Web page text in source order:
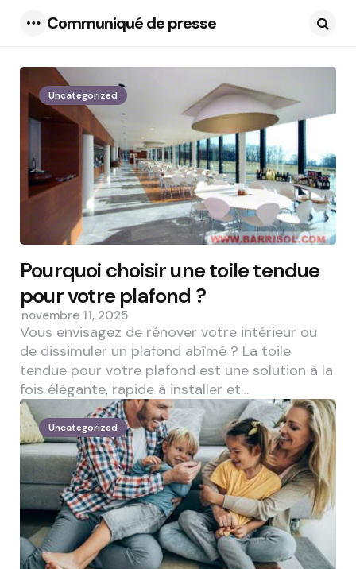
Communiqué de presse
Uncategorized
Pourquoi choisir une toile tendue
pour votre plafond ?
novembre 11, 2025
Vous envisagez de rénover votre intérieur ou
de dissimuler un plafond abîmé ? La toile
tendue pour votre plafond est une solution à la
fois élégante, rapide à installer et…
Uncategorized